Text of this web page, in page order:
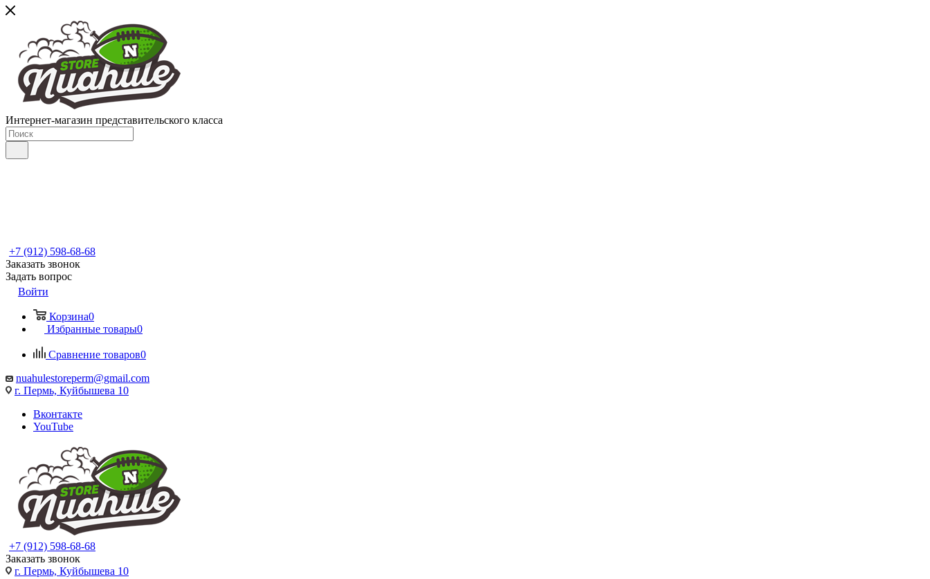
Интернет-магазин представительского класса
+7 (912) 598-68-68
Заказать звонок
Задать вопрос
Войти
Корзина0
Избранные товары0
Сравнение товаров0
nuahulestoreperm@gmail.com
г. Пермь, Куйбышева 10
Вконтакте
YouTube
+7 (912) 598-68-68
Заказать звонок
г. Пермь, Куйбышева 10